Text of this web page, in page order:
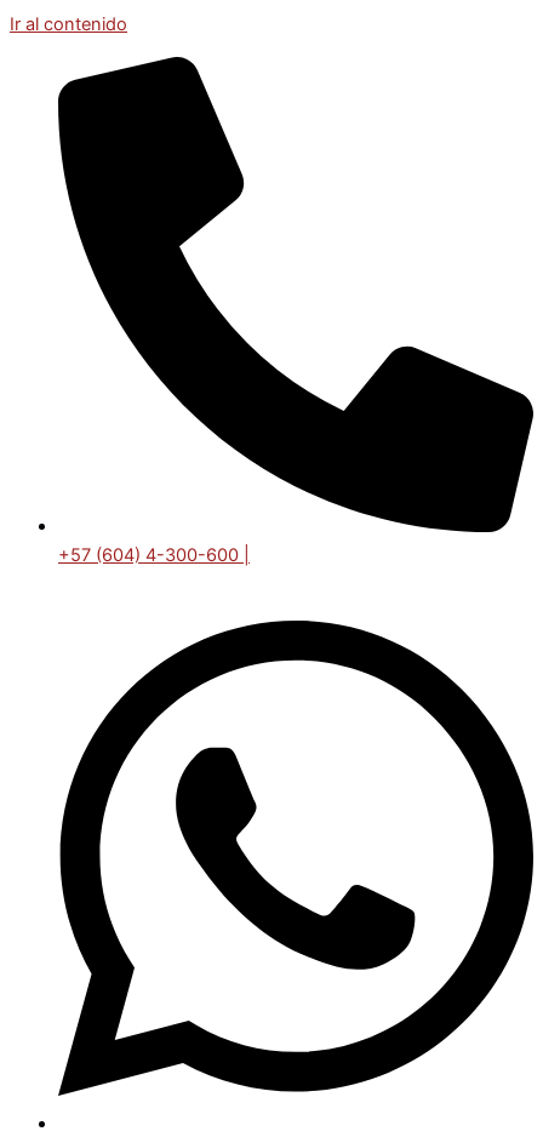
Ir al contenido
+57 (604) 4-300-600 |